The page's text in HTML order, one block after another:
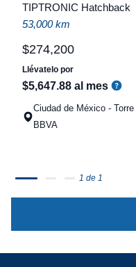
TIPTRONIC Hatchback
53,000 km
$274,200
Llévatelo por
$5,647.88 al mes
Ciudad de México - Torre
BBVA
1 de 1